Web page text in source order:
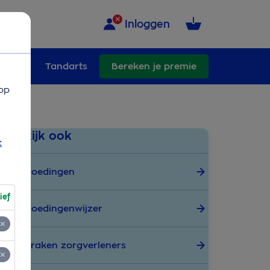
Inloggen
Tandarts Bereken je premie
Bekijk ook
Vergoedingen
Vergoedingenwijzer
Afspraken zorgverleners